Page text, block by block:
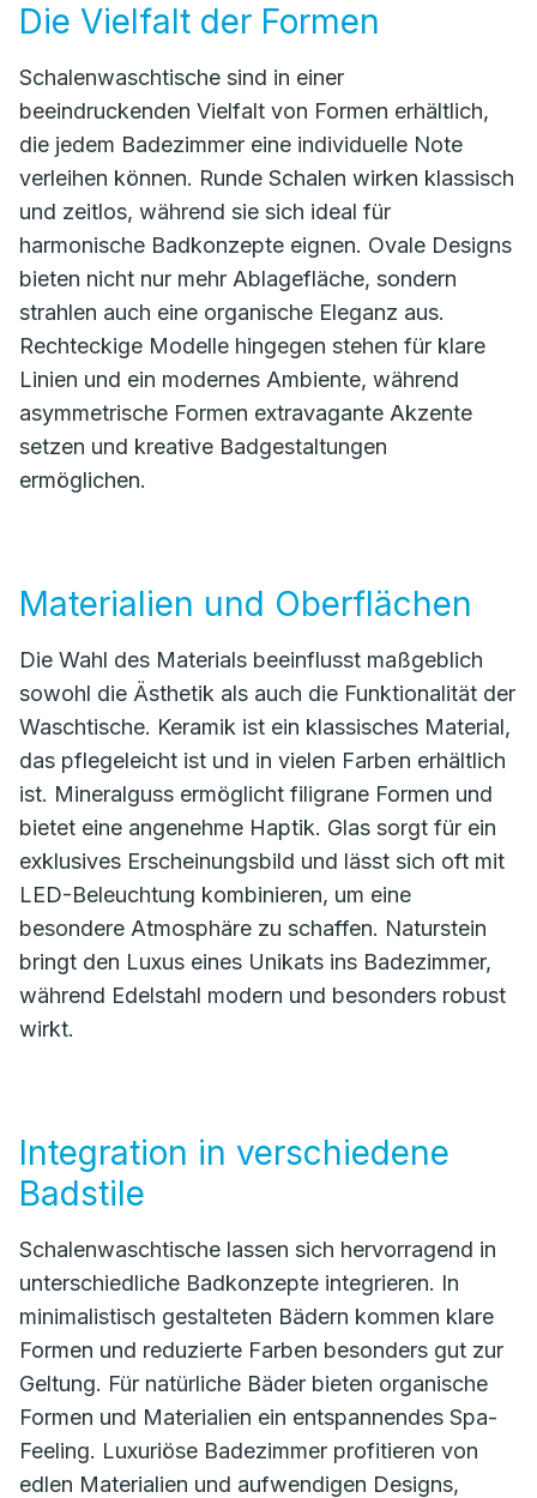
Die Vielfalt der Formen
Schalenwaschtische sind in einer
beeindruckenden Vielfalt von Formen erhältlich,
die jedem Badezimmer eine individuelle Note
verleihen können. Runde Schalen wirken klassisch
und zeitlos, während sie sich ideal für
harmonische Badkonzepte eignen. Ovale Designs
bieten nicht nur mehr Ablagefläche, sondern
strahlen auch eine organische Eleganz aus.
Rechteckige Modelle hingegen stehen für klare
Linien und ein modernes Ambiente, während
asymmetrische Formen extravagante Akzente
setzen und kreative Badgestaltungen
ermöglichen.
Materialien und Oberflächen
Die Wahl des Materials beeinflusst maßgeblich
sowohl die Ästhetik als auch die Funktionalität der
Waschtische. Keramik ist ein klassisches Material,
das pflegeleicht ist und in vielen Farben erhältlich
ist. Mineralguss ermöglicht filigrane Formen und
bietet eine angenehme Haptik. Glas sorgt für ein
exklusives Erscheinungsbild und lässt sich oft mit
LED-Beleuchtung kombinieren, um eine
besondere Atmosphäre zu schaffen. Naturstein
bringt den Luxus eines Unikats ins Badezimmer,
während Edelstahl modern und besonders robust
wirkt.
Integration in verschiedene
Badstile
Schalenwaschtische lassen sich hervorragend in
unterschiedliche Badkonzepte integrieren. In
minimalistisch gestalteten Bädern kommen klare
Formen und reduzierte Farben besonders gut zur
Geltung. Für natürliche Bäder bieten organische
Formen und Materialien ein entspannendes Spa-
Feeling. Luxuriöse Badezimmer profitieren von
edlen Materialien und aufwendigen Designs,